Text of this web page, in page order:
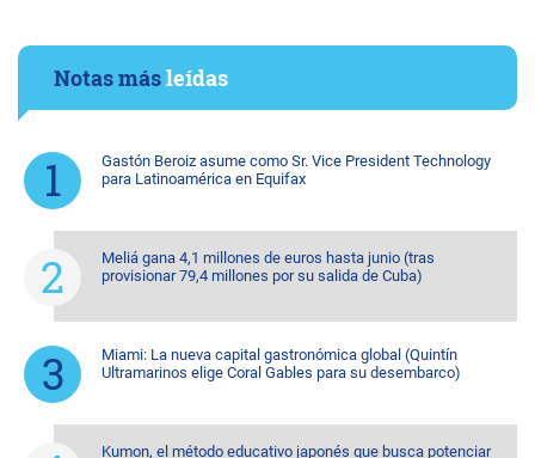
Notas másleídas
Gastón Beroiz asume como Sr. Vice President Technology
para Latinoamérica en Equifax
Meliá gana 4,1 millones de euros hasta junio (tras
provisionar 79,4 millones por su salida de Cuba)
Miami: La nueva capital gastronómica global (Quintín
Ultramarinos elige Coral Gables para su desembarco)
Kumon, el método educativo japonés que busca potenciar